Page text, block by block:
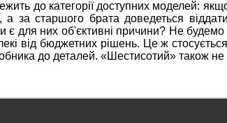
до категорії доступних моделей:
а за старшого брата доведеться
є для них об'єктивні причини? Не
від бюджетних рішень. Це ж
до деталей. «Шестисотий» також